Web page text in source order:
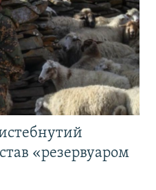
«резервуаром